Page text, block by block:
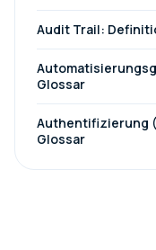
Audit Trail:
Glossar
Authentifizierung
Glossar